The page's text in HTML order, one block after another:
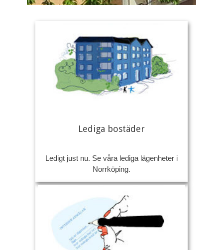
Lediga bostäder
Ledigt just nu. Se våra lediga lägenheter i
Norrköping.